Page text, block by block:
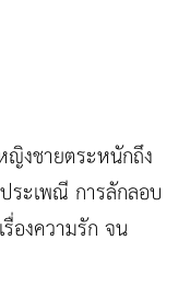
งชายตระหนักถึง
ระเพณี การลักลอบ
องความรัก จน